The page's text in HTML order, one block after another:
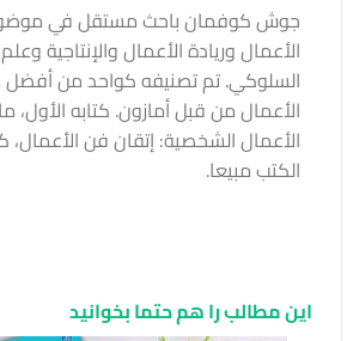
جوش كوفمان باحث مستقل في
الأعمال وريادة الأعمال والإنتاجية
السلوكي. تم تصنيفه كواحد من
الأعمال من قبل أمازون. كتابه الأول،
الأعمال الشخصية: إتقان فن الأعمال،
الكتب مبيعا.
این مطالب را هم حتما بخوانید